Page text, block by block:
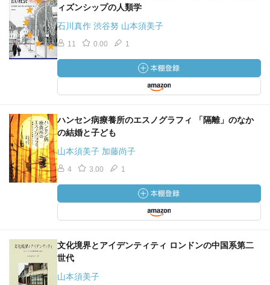
ィズンシップの人類学
石川真作 渋谷努 山本須美子
11 0.00 1
ハンセン病療養所のエスノグラフィ 「隔離」のなか
の結婚と子ども
山本須美子 加藤尚子
4 3.00 1
文化境界とアイデンティティ ロンドンの中国系第二
世代
山本須美子